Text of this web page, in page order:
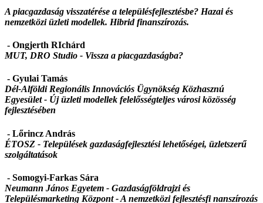
A piacgazdaság visszatérése a településfejlesztésbe? Hazai és
nemzetközi üzleti modellek. Hibrid finanszírozás.
- Ongjerth RIchárd
MUT, DRO Studio - Vissza a piacgazdaságba?
- Gyulai Tamás
Dél-Alföldi Regionális Innovációs Ügynökség Közhasznú
Egyesület - Új üzleti modellek felelősségteljes városi közösség
fejlesztésében
- Lőrincz András
ÉTOSZ - Települések gazdaságfejlesztési lehetőségei, üzletszerű
szolgáltatások
- Somogyi-Farkas Sára
Neumann János Egyetem - Gazdaságföldrajzi és
Településmarketing Központ - A nemzetközi fejlesztésfi nanszírozás